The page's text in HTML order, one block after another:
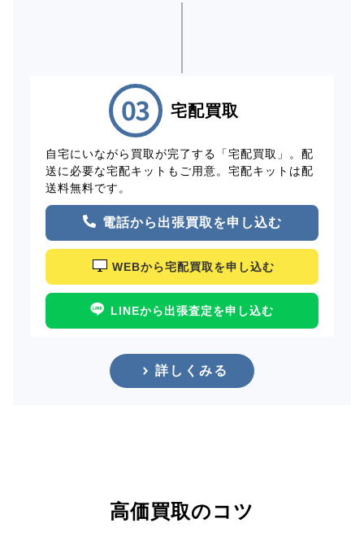
宅配買取
自宅にいながら買取が完了する「宅配買取」。配
送に必要な宅配キットもご用意。宅配キットは配
送料無料です。
電話から出張買取を申し込む
WEBから宅配買取を申し込む
LINEから出張査定を申し込む
詳しくみる
高価買取のコツ